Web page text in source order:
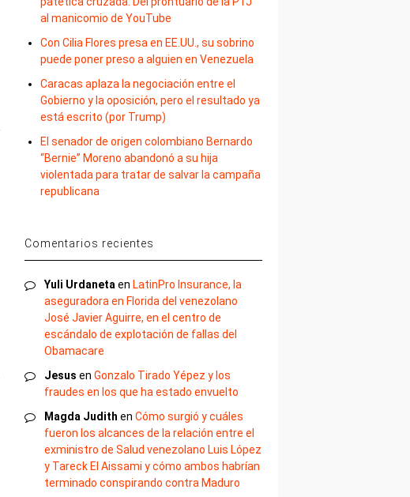
al manicomio de YouTube
Con Cilia Flores presa en EE.UU., su sobrino
puede poner preso a alguien en Venezuela
Caracas aplaza la negociación entre el
Gobierno y la oposición, pero el resultado ya
está escrito (por Trump)
El senador de origen colombiano Bernardo
“Bernie” Moreno abandonó a su hija
violentada para tratar de salvar la campaña
republicana
Comentarios recientes
Yuli Urdaneta en LatinPro Insurance, la
aseguradora en Florida del venezolano
José Javier Aguirre, en el centro de
escándalo de explotación de fallas del
Obamacare
Jesus enGonzalo Tirado Yépez y los
fraudes en los que ha estado envuelto
Magda Judith enCómo surgió y cuáles
fueron los alcances de la relación entre el
exministro de Salud venezolano Luis López
y Tareck El Aissami y cómo ambos habrían
terminado conspirando contra Maduro